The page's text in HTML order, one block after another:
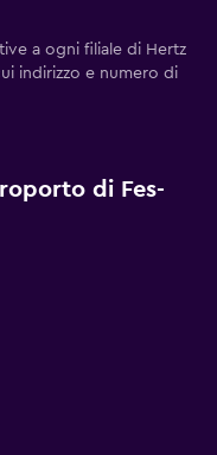
a ogni filiale di Hertz
indirizzo e numero di
di Fes-